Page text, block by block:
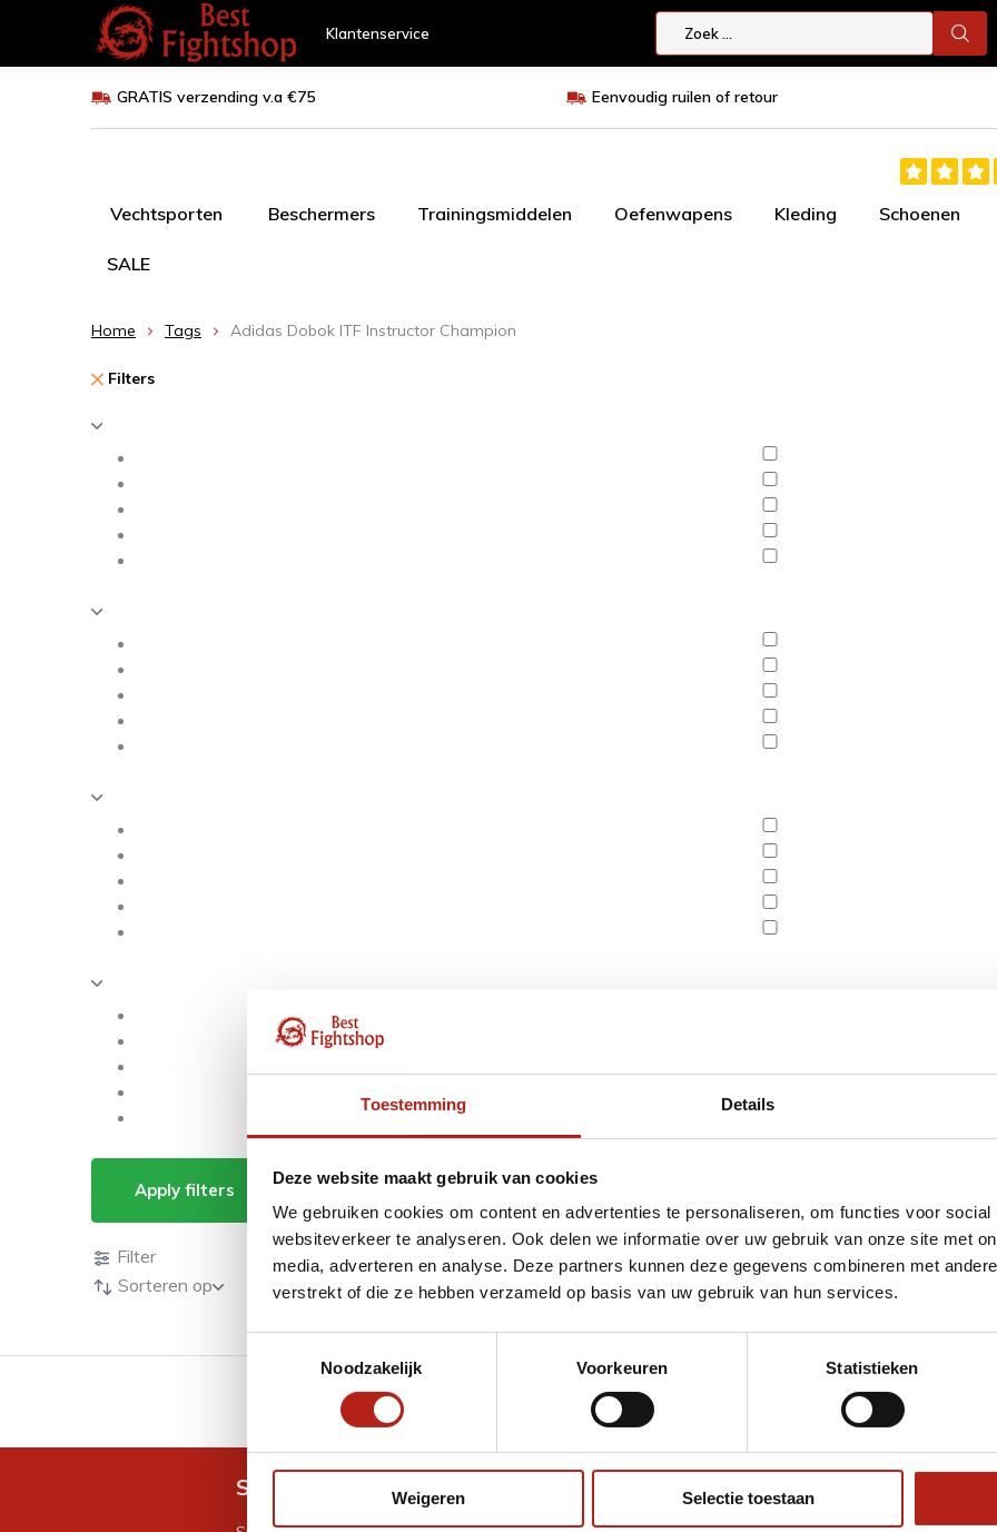
Toestemming Details
Deze website maakt gebruik van cookies
We gebruiken cookies om content en advertenties te personaliseren, om functies voor
websiteverkeer te analyseren. Ook delen we informatie over uw gebruik van onze site met
media, adverteren en analyse. Deze partners kunnen deze gegevens combineren met
verstrekt of die ze hebben verzameld op basis van uw gebruik van hun services.
Noodzakelijk
Voorkeuren Statistieken
Weigeren Selectie toestaan
Klantenservice
GRATIS verzending v.a €75 Eenvoudig ruilen of retour
Vechtsporten Beschermers Trainingsmiddelen Oefenwapens Kleding Schoenen
SALE
Home Tags Adidas Dobok ITF Instructor Champion
Filters
Apply filters Producten getagd met Adidas Dobok ITF Instructor Champion
Producten
Filter
Sorteren op
GRATIS verzending v.a €75 Eenvoudig ruilen of retour
Snel antwoord op je vraag? Volg ons